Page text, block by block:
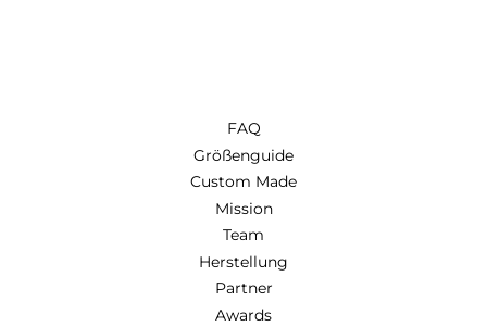
FAQ
Größenguide
Custom Made
Mission
Team
Herstellung
Partner
Awards